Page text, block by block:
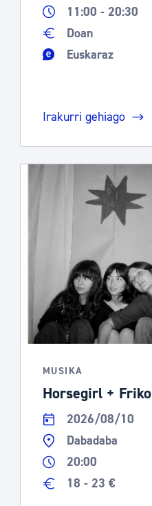
11:00 - 20:30
Doan
Euskaraz
Irakurri gehiago
MUSIKA
Horsegirl + Friko
2026/08/10
Dabadaba
20:00
18 - 23 €